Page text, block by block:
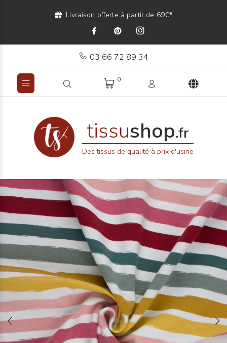
Livraison offerte à partir de 69€*
03 66 72 89 34
0
tissushop.fr
Des tissus de qualité à prix d'usine